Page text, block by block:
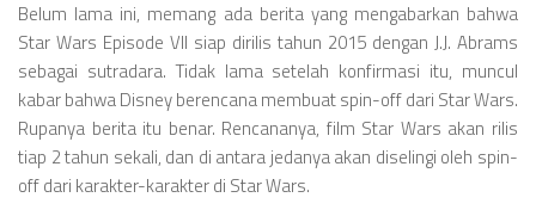
Belum lama ini, memang ada berita yang mengabarkan bahwa
Star Wars Episode VII siap dirilis tahun 2015 dengan J.J. Abrams
sebagai sutradara. Tidak lama setelah konfirmasi itu, muncul
kabar bahwa Disney berencana membuat spin-off dari Star Wars.
Rupanya berita itu benar. Rencananya, film Star Wars akan rilis
tiap 2 tahun sekali, dan di antara jedanya akan diselingi oleh spin-
off dari karakter-karakter di Star Wars.